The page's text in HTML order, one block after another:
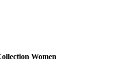
Women